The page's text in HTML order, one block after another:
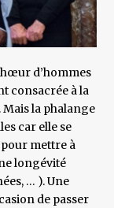
d’hommes
consacrée à la
la phalange
car elle se
mettre à
longévité
… ). Une
de passer